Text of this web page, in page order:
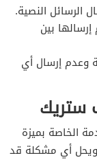
الرسائل النصية.
تم إرسالها بين
وعدم إرسال أي
ستريك
الخاصة بميزة
أي مشكلة قد